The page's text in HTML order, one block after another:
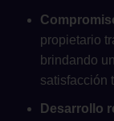
propietario
brindando
satisfacción
Desarrollo